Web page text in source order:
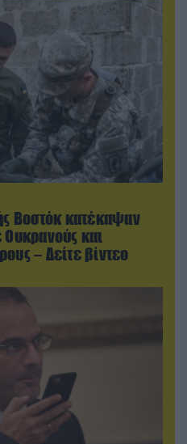
Βοστόκ κατέκαψαν
και
– Δείτε βίντεο